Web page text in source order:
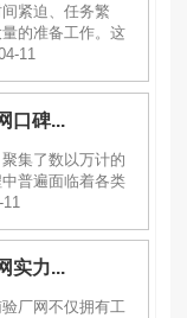
紧迫、任务繁
的准备工作。这
11
口碑...
集了数以万计的
普遍面临着各类
实力...
厂网不仅拥有工